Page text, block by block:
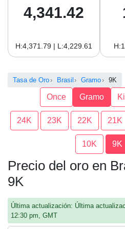
4,341.42
H:4,371.79 | L:4,229.61
Tasa de Oro Brasil Gramo 9K
Once Gramo
24K 23K 22K 21K
10K 9K
Precio del oro en
9K
Última actualización: Última
12:30 pm, GMT